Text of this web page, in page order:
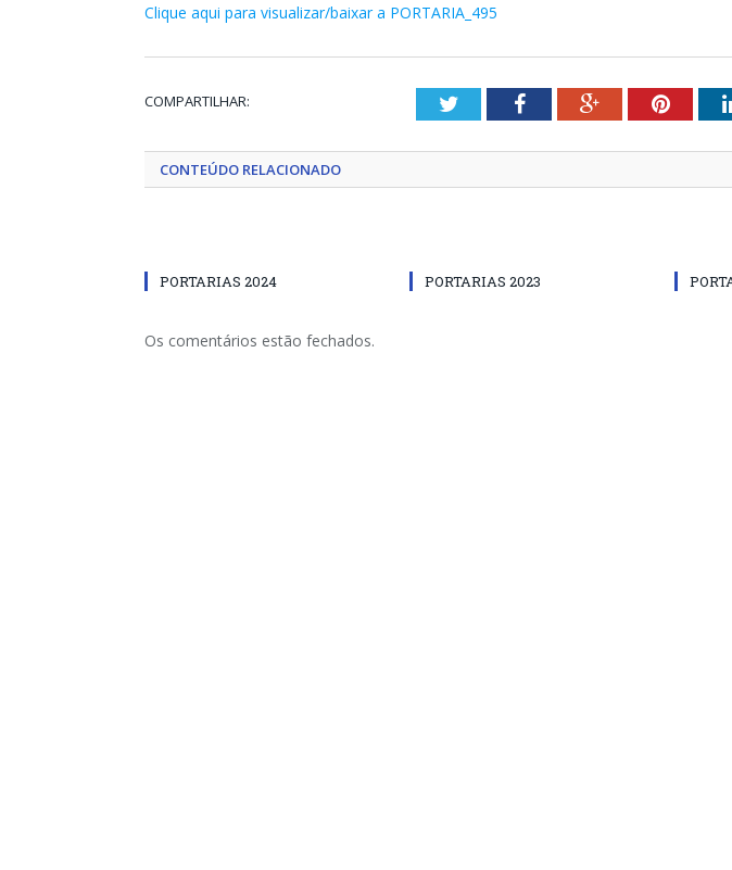
Clique aqui para visualizar/baixar a PORTARIA_495
COMPARTILHAR: TwitterFacebookGoogle+
CONTEÚDO RELACIONADO
PORTARIAS 2024 PORTARIAS 2023
Os comentários estão fechados.